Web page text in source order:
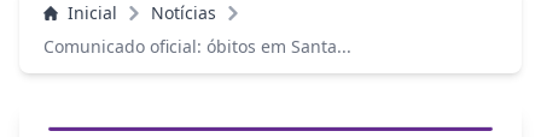
Inicial
Notícias
Comunicado oficial: óbitos em Santa...